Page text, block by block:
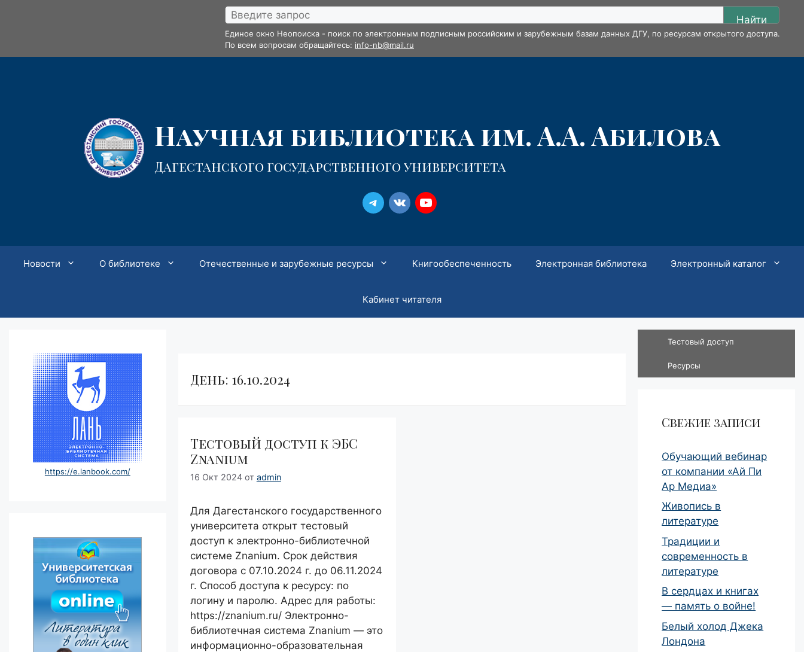
Найти
Единое окно Неопоиска - поиск по электронным подписным российским и зарубежным базам данных ДГУ, по ресурсам открытого доступа.
По всем вопросам обращайтесь: info-nb@mail.ru
Научная библиотека им. А.А. Абилова
Дагестанского государственного университета
Новости О библиотеке Отечественные и зарубежные ресурсы Книгообеспеченность Электронная библиотека Электронный каталог
Кабинет читателя
День: 16.10.2024
Тестовый доступ к ЭБС
Znanium
16 Окт 2024 от admin
Для Дагестанского государственного
университета открыт тестовый
доступ к электронно-библиотечной
системе Znanium. Срок действия
договора с 07.10.2024 г. до 06.11.2024
г. Способ доступа к ресурсу: по
логину и паролю. Адрес для работы:
https://znanium.ru/ Электронно-
библиотечная система Znanium — это
информационно-образовательная
https://e.lanbook.com/
Тестовый доступ
Ресурсы
Свежие записи
Обучающий вебинар
от компании «Ай Пи
Ар Медиа»
Живопись в
литературе
Традиции и
современность в
литературе
В сердцах и книгах
— память о войне!
Белый холод Джека
Лондона